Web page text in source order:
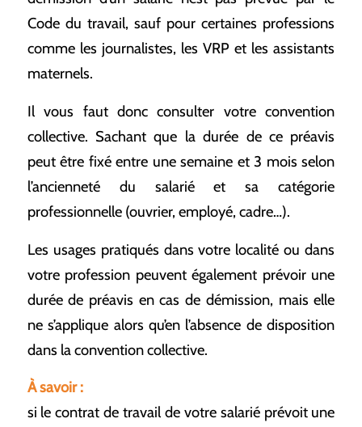
Code du travail, sauf pour certaines professions
comme les journalistes, les VRP et les assistants
maternels.
Il vous faut donc consulter votre convention
collective. Sachant que la durée de ce préavis
peut être fixé entre une semaine et 3 mois selon
l’ancienneté du salarié et sa catégorie
professionnelle (ouvrier, employé, cadre…).
Les usages pratiqués dans votre localité ou dans
votre profession peuvent également prévoir une
durée de préavis en cas de démission, mais elle
ne s’applique alors qu’en l’absence de disposition
dans la convention collective.
À savoir :
si le contrat de travail de votre salarié prévoit une